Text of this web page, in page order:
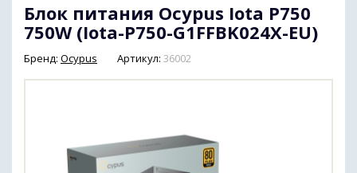
Блок питания Ocypus Iota P750
750W (Iota-P750-G1FFBK024X-EU)
Бренд: Ocypus Артикул: 36002